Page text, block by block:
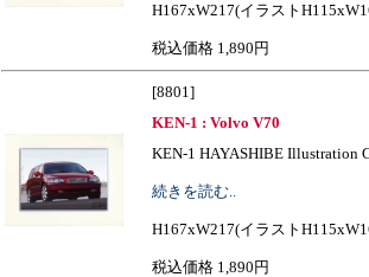
H167xW217(イラスト
税込価格 1,890円
[8801]
KEN-1 : Volvo V70
KEN-1 HAYASHIBE Illustration
続きを読む..
H167xW217(イラスト
税込価格 1,890円